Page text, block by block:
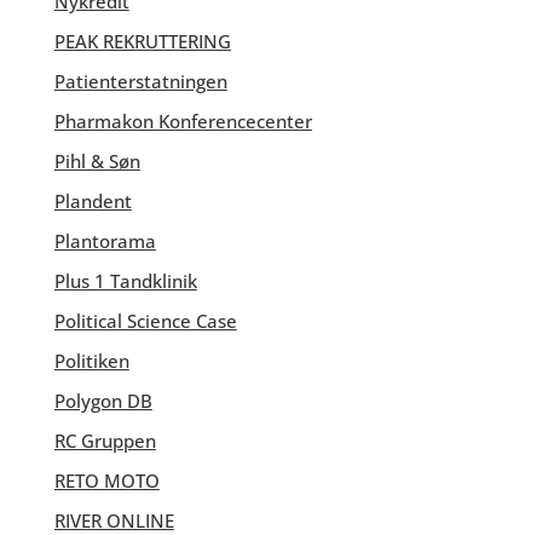
PEAK REKRUTTERING
Patienterstatningen
Pharmakon Konferencecenter
Pihl & Søn
Plandent
Plantorama
Plus 1 Tandklinik
Political Science Case
Politiken
Polygon DB
RC Gruppen
RETO MOTO
RIVER ONLINE